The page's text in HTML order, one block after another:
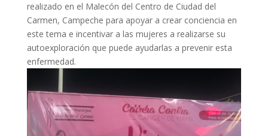
realizado en el Malecón del Centro de Ciudad del
Carmen, Campeche para apoyar a crear conciencia en
este tema e incentivar a las mujeres a realizarse su
autoexploración que puede ayudarlas a prevenir esta
enfermedad.